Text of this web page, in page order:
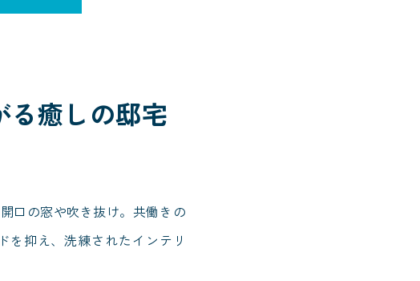
る癒しの邸宅
口の窓や吹き抜け。共働きの
抑え、洗練されたインテリ